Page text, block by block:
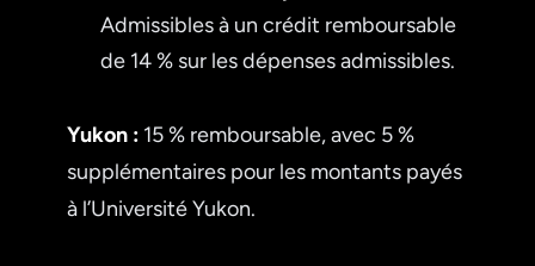
Admissibles à un crédit remboursable
de 14 % sur les dépenses admissibles.
Yukon : 15 % remboursable, avec 5 %
supplémentaires pour les montants payés
à l’Université Yukon.